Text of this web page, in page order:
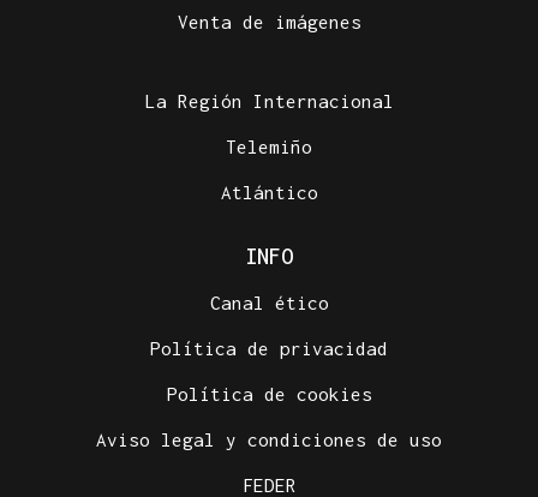
Venta de imágenes
La Región Internacional
Telemiño
Atlántico
INFO
Canal ético
Política de privacidad
Política de cookies
Aviso legal y condiciones de uso
FEDER